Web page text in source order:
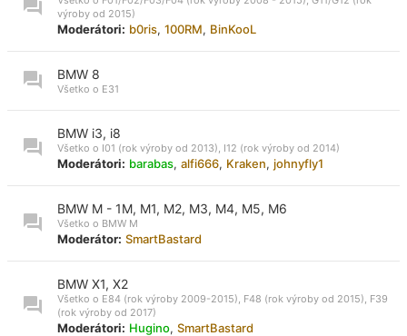
výroby od 2015)
Moderátori: b0ris, 100RM, BinKooL
BMW 8
Všetko o E31
BMW i3, i8
Všetko o I01 (rok výroby od 2013), I12 (rok výroby od 2014)
Moderátori: barabas, alfi666, Kraken, johnyfly1
BMW M - 1M, M1, M2, M3, M4, M5, M6
Všetko o BMW M
Moderátor: SmartBastard
BMW X1, X2
Všetko o E84 (rok výroby 2009-2015), F48 (rok výroby od 2015), F39
(rok výroby od 2017)
Moderátori: Hugino, SmartBastard